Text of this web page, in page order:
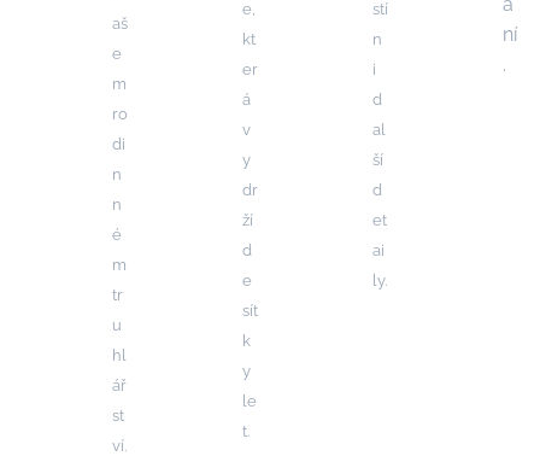
aš
e
m
ro
di
n
n
é
m
tr
u
hl
ář
st
ví.
e,
kt
er
á
v
y
dr
ží
d
e
sít
k
y
le
t.
stí
n
i
d
al
ší
d
et
ai
ly.
ní
.